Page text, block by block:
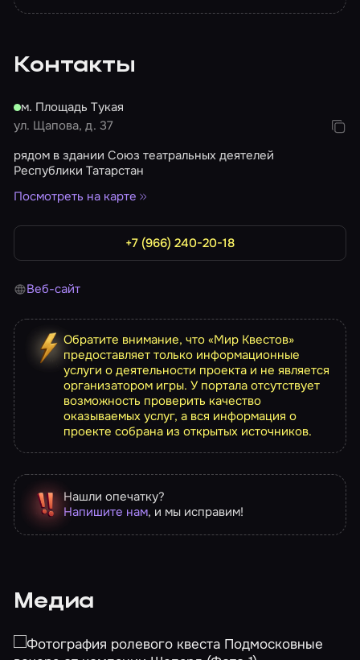
Контакты
м. Площадь Тукая
ул. Щапова, д. 37
рядом в здании Союз театральных деятелей
Республики Татарстан
Посмотреть на карте
+7 (966) 240-20-18
Веб-сайт
Обратите внимание, что «Мир Квестов»
предоставляет только информационные
услуги о деятельности проекта и не является
организатором игры. У портала отсутствует
возможность проверить качество
оказываемых услуг, а вся информация о
проекте собрана из открытых источников.
Нашли опечатку?
Напишите нам, и мы исправим!
Медиа